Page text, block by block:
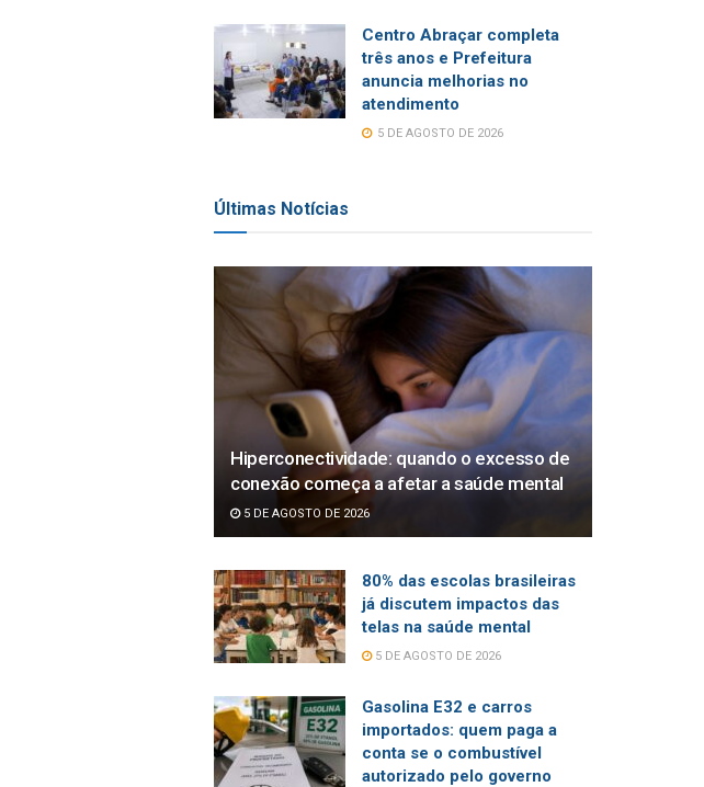
Centro Abraçar completa
três anos e Prefeitura
anuncia melhorias no
atendimento
5 DE AGOSTO DE 2026
Últimas Notícias
Hiperconectividade: quando o excesso de
conexão começa a afetar a saúde mental
5 DE AGOSTO DE 2026
80% das escolas brasileiras
já discutem impactos das
telas na saúde mental
5 DE AGOSTO DE 2026
Gasolina E32 e carros
importados: quem paga a
conta se o combustível
autorizado pelo governo